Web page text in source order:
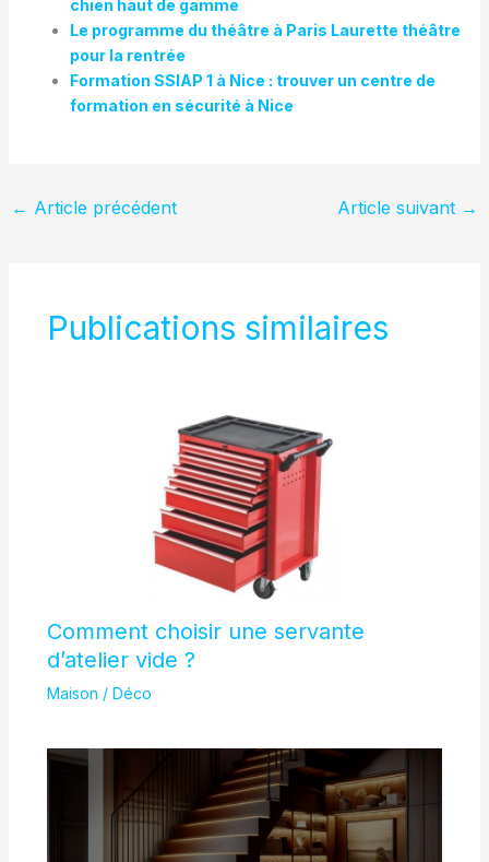
chien haut de gamme
Le programme du théâtre à Paris Laurette théâtre
pour la rentrée
Formation SSIAP 1 à Nice : trouver un centre de
formation en sécurité à Nice
← Article précédent Article suivant →
Publications similaires
Comment choisir une servante
d’atelier vide ?
Maison / Déco